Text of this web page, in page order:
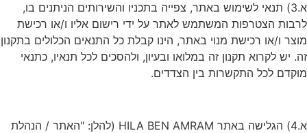
א.3) תנאי לשימוש באתר, צפייה בתכניו והשירותים הניתנים בו,
לרבות הצטרפות המשתמש לאתר על ידי רישום אליו ו/או רכישת
מוצר ו/או רכישת מנוי באתר, הינו קבלת כל התנאים הכלולים בתקנון
זה. יש לקרוא תקנון זה במלואו ובעיון, ולהסכים לכל תנאיו, כתנאי
מוקדם לכל התקשרות בין הצדדים.
א.4) הגלישה באתר HILA BEN AMRAM (להלן: "האתר / הנהלת